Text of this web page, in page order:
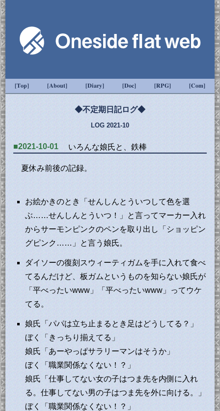
[Top] [About] [Diary] [Doc] [RPG] [Com]
◆不定期日記ログ◆
LOG 2021-10
■2021-10-01 いろんな娘氏と、鉄棒
夏休み前後の記録。
お絵かきのとき「せんしんとういつして色を選
ぶ……せんしんとういつ！」と言ってマーカー入れ
からサーモンピンクのペンを取り出し「ショッピン
グピンク……」と言う娘氏。
ダイソーの復刻スウィーティガムを手に入れて食べ
てるんだけど、板ガムというものを知らない娘氏が
「平べったいwww」「平べったいwww」ってウケ
てる。
娘氏「パパは立ち止まるとき足はどうしてる？」
ぼく「きっちり揃えてる」
娘氏「あーやっぱサラリーマンはそうか」
ぼく「職業関係なくない！？」
娘氏「仕事してない女の子はつま先を内側に入れ
る。仕事してない男の子はつま先を外に向ける。」
ぼく「職業関係なくない！？」